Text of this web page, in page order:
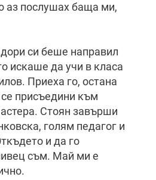
аз послушах баща ми,
си беше направил
искаше да учи в класа
Приеха го, остана
присъедини към
Стоян завърши
голям педагог и
и да го
съм. Май ми е